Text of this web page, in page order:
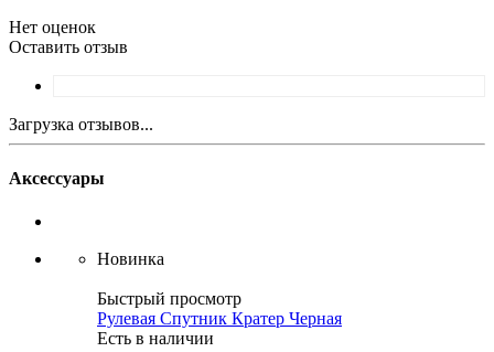
Нет оценок
Оставить отзыв
Загрузка отзывов...
Аксессуары
Новинка
Быстрый просмотр
Рулевая Спутник Кратер Черная
Есть в наличии